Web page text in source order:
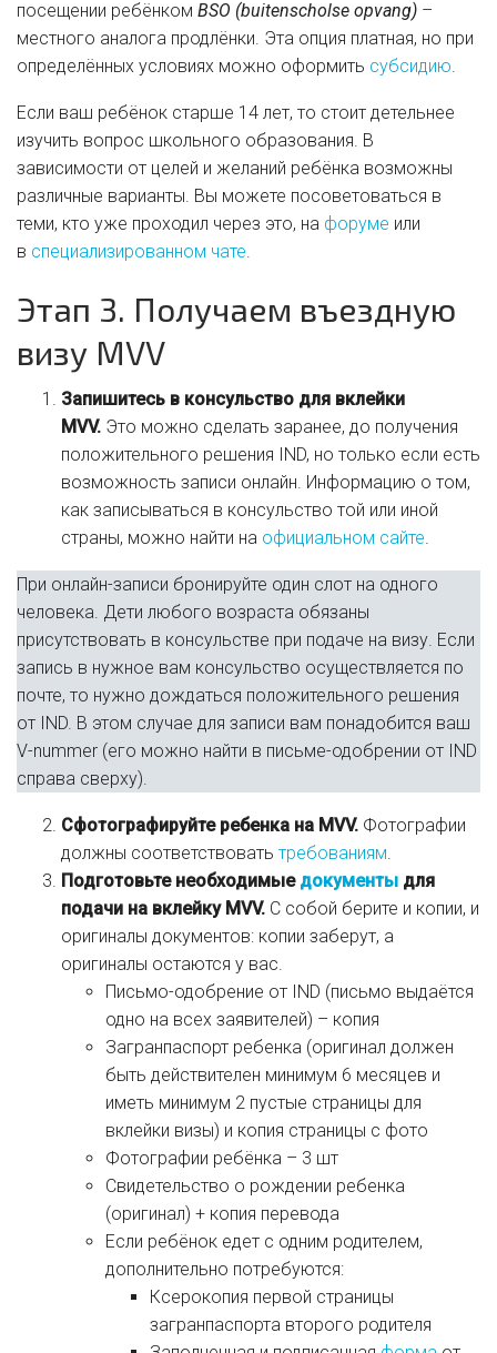
посещении ребёнком BSO (buitenscholse opvang) –
местного аналога продлёнки. Эта опция платная, но при
определённых условиях можно оформить субсидию
Если ваш ребёнок старше 14 лет, то стоит детельнее
изучить вопрос школьного образования. В
зависимости от целей и желаний ребёнка возможны
различные варианты. Вы можете посоветоваться в
теми, кто уже проходил через это, на форуме или
в специализированном чате
Этап 3. Получаем въездную
визу MVV
Запишитесь в консульство для вклейки
MVV. Это можно сделать заранее, до получения
положительного решения IND, но только если есть
возможность записи онлайн. Информацию о том,
как записываться в консульство той или иной
страны, можно найти на официальном сайте
При онлайн-записи бронируйте один слот на одного
человека. Дети любого возраста обязаны
присутствовать в консульстве при подаче на визу. Если
запись в нужное вам консульство осуществляется по
почте, то нужно дождаться положительного решения
от IND. В этом случае для записи вам понадобится ваш
V-nummer (его можно найти в письме-одобрении от IND
справа сверху).
Сфотографируйте ребенка на MVV. Фотографии
должны соответствовать требованиям
Подготовьте необходимые документы для
подачи на вклейку MVV. С собой берите и копии, и
оригиналы документов: копии заберут, а
оригиналы остаются у вас.
Письмо-одобрение от IND (письмо выдаётся
одно на всех заявителей) – копия
Загранпаспорт ребенка (оригинал должен
быть действителен минимум 6 месяцев и
иметь минимум 2 пустые страницы для
вклейки визы) и копия страницы с фото
Фотографии ребёнка – 3 шт
Свидетельство о рождении ребенка
(оригинал) + копия перевода
Если ребёнок едет с одним родителем,
дополнительно потребуются:
Ксерокопия первой страницы
загранпаспорта второго родителя